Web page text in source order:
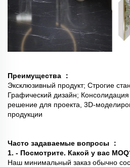
Преимущества ：
Эксклюзивный продукт; Строгие
Графический дизайн;
решение для проекта, 3D-
продукции
Часто задаваемые вопросы ：
1. - Посмотрите. Какой у вас
Наш минимальный заказ обычно